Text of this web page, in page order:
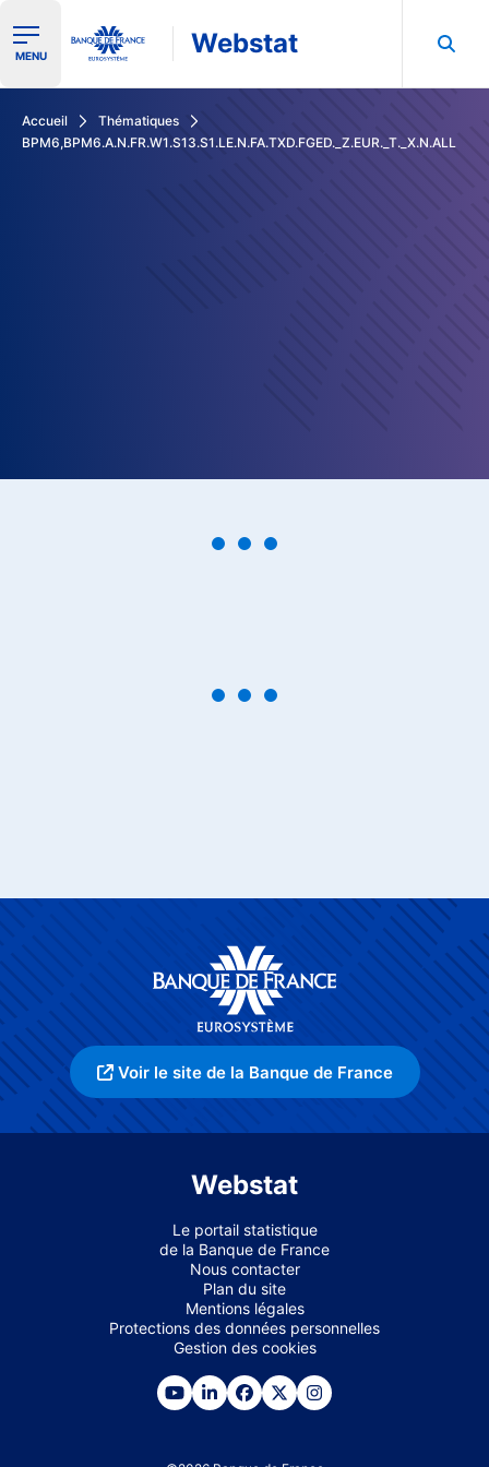
Ouvrir le menu de navigation
MENU Webstat
Accueil
Thématiques
BPM6,BPM6.A.N.FR.W1.S13.S1.LE.N.FA.TXD.FGED._Z.EUR._T._X.N.ALL
Voir le site de la Banque de France
Webstat
Le portail statistique
de la Banque de France
Nous contacter
Plan du site
Mentions légales
Protections des données personnelles
Gestion des cookies